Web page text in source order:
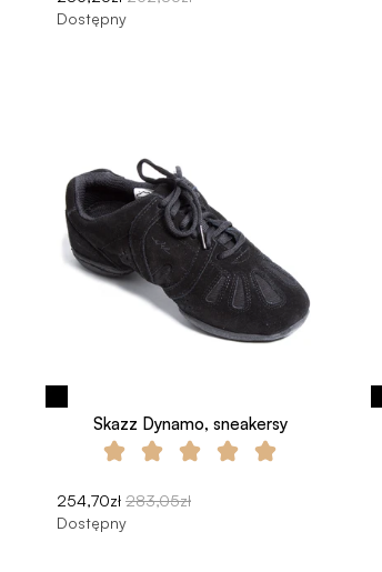
Dostępny
Skazz Dynamo, sneakersy
254,70zł 283,05zł
Dostępny